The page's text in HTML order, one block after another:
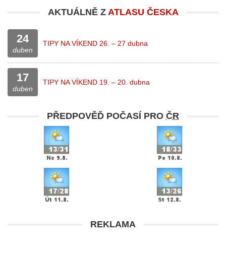
AKTUÁLNĚ Z ATLASU ČESKA
24
duben
TIPY NA VÍKEND 26. – 27 dubna
17
duben
TIPY NA VÍKEND 19. – 20. dubna
PŘEDPOVĚĎ POČASÍ PRO ČR
REKLAMA